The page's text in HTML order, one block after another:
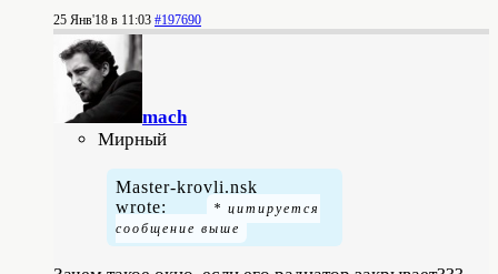
25 Янв'18 в 11:03 #197690
mach
Мирный
Master-krovli.nsk
wrote: